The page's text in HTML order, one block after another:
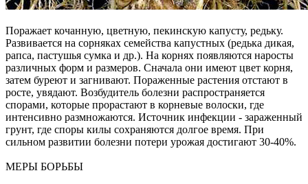
Поражает кочанную, цветную, пекинскую капусту, редьку.
Развивается на сорняках семейства капустных (редька дикая,
рапса, пастушья сумка и др.). На корнях появляются наросты
различных форм и размеров. Сначала они имеют цвет корня,
затем буреют и загнивают. Пораженные растения отстают в
росте, увядают. Возбудитель болезни распространяется
спорами, которые прорастают в корневые волоски, где
интенсивно размножаются. Источник инфекции - зараженный
грунт, где споры килы сохраняются долгое время. При
сильном развитии болезни потери урожая достигают 30-40%.
МЕРЫ БОРЬБЫ